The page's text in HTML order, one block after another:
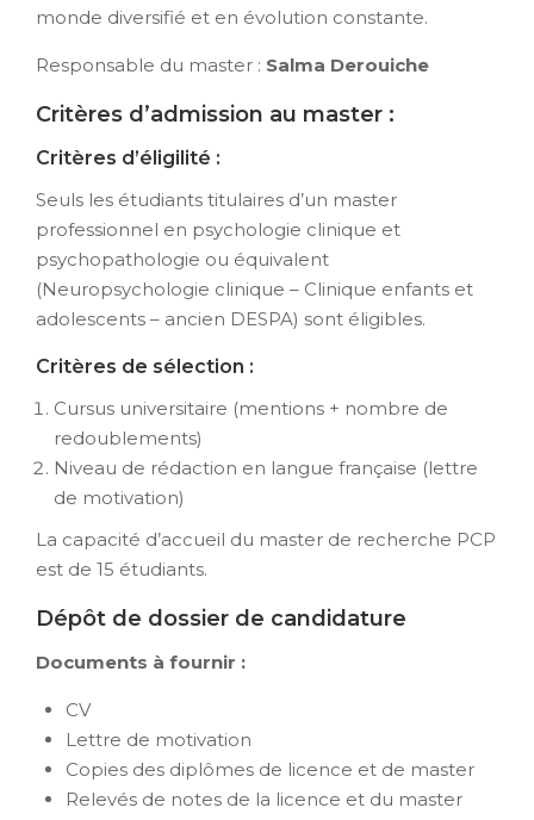
monde diversifié et en évolution constante.
Responsable du master : Salma Derouiche
Critères d’admission au master :
Critères d’éligilité :
Seuls les étudiants titulaires d’un master
professionnel en psychologie clinique et
psychopathologie ou équivalent
(Neuropsychologie clinique – Clinique enfants et
adolescents – ancien DESPA) sont éligibles.
Critères de sélection :
Cursus universitaire (mentions + nombre de
redoublements)
Niveau de rédaction en langue française (lettre
de motivation)
La capacité d’accueil du master de recherche PCP
est de 15 étudiants.
Dépôt de dossier de candidature
Documents à fournir :
CV
Lettre de motivation
Copies des diplômes de licence et de master
Relevés de notes de la licence et du master